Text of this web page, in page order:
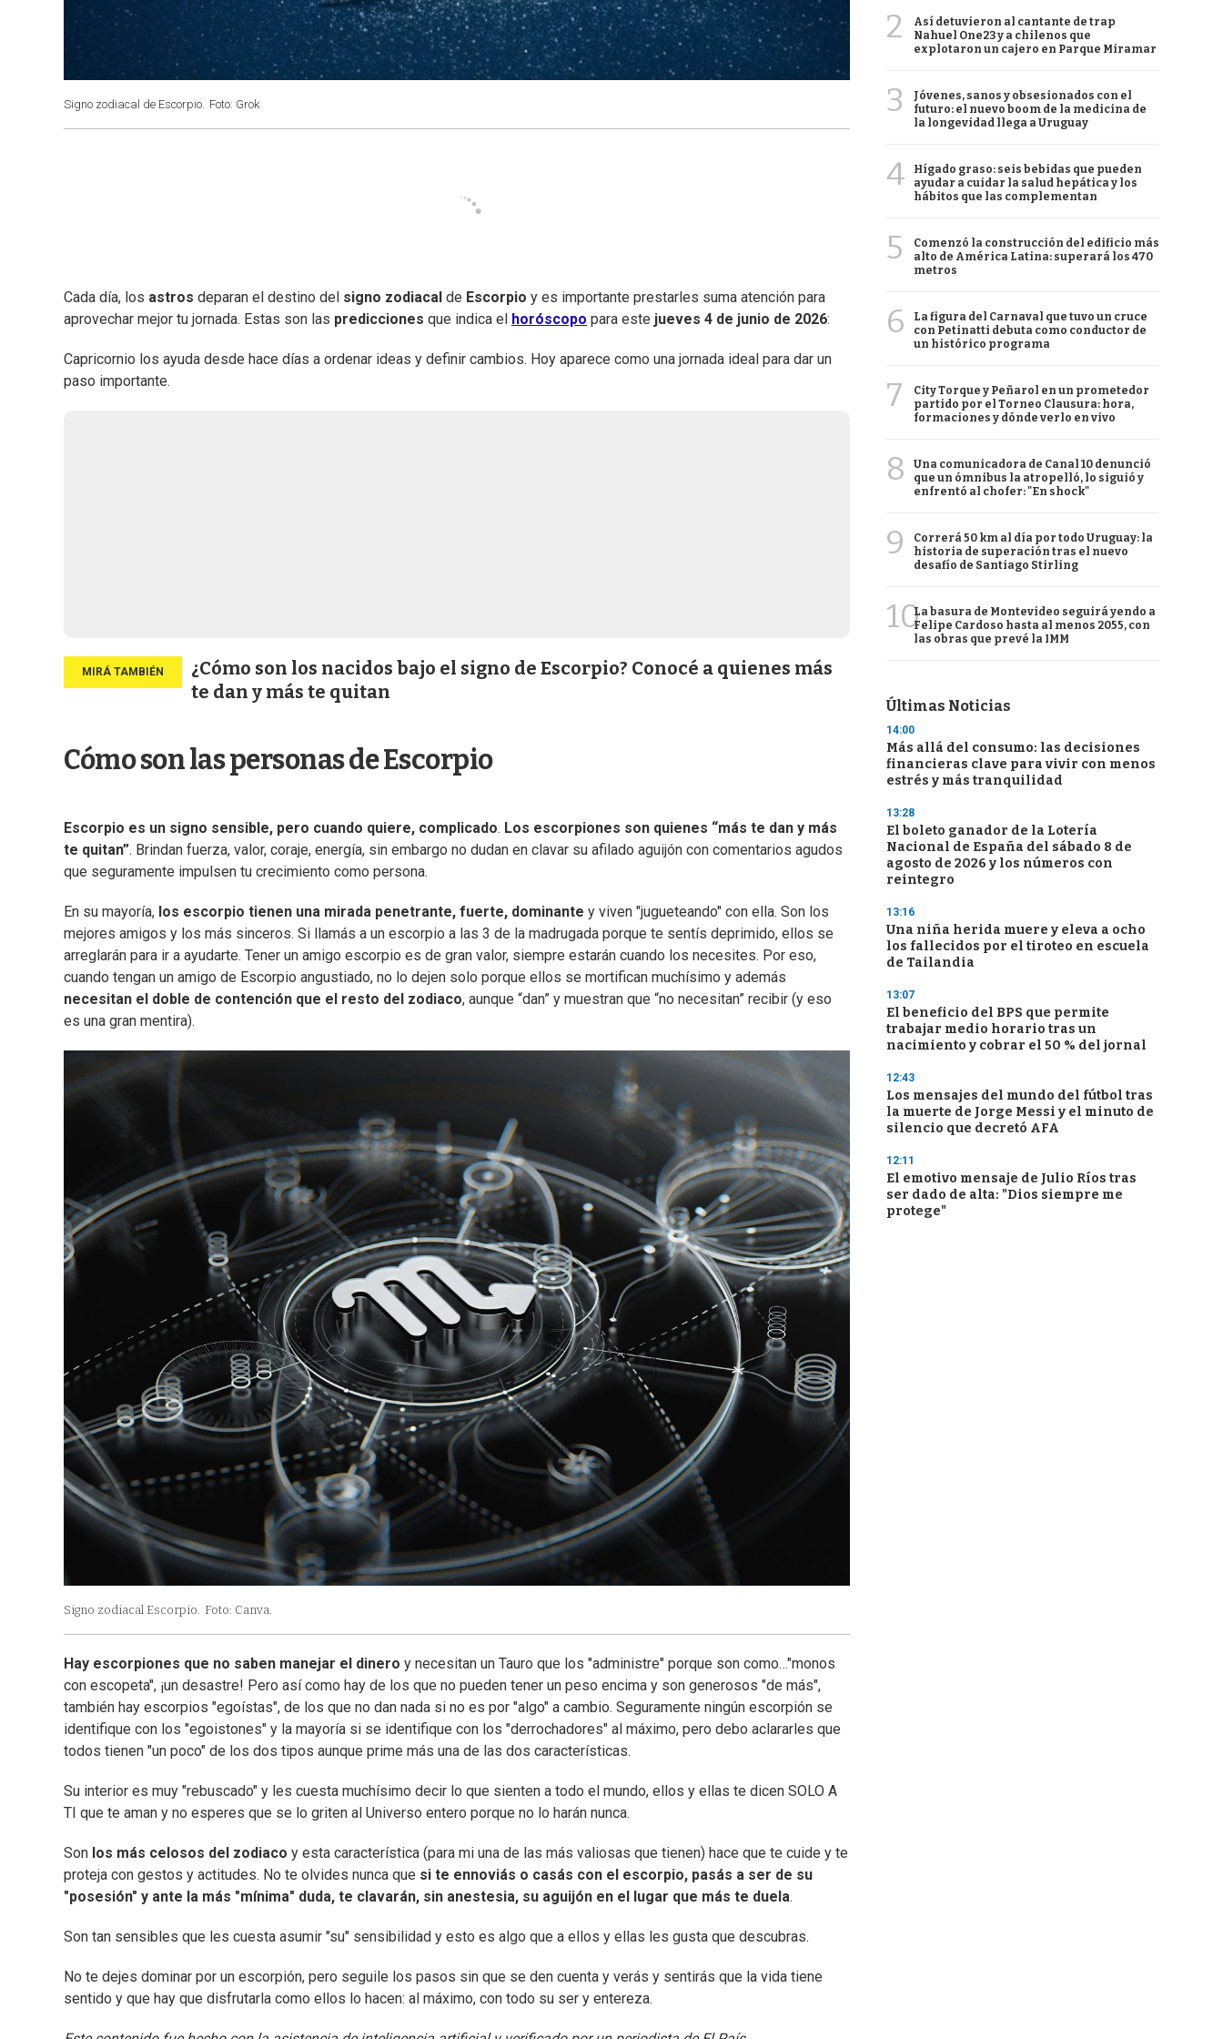
Signo zodiacal de Escorpio. Foto: Grok
Cada día, los astros deparan el destino del signo zodiacal de Escorpio y es importante prestarles suma atención para
aprovechar mejor tu jornada. Estas son las predicciones que indica el horóscopo para este jueves 4 de junio de 2026:
Capricornio los ayuda desde hace días a ordenar ideas y definir cambios. Hoy aparece como una jornada ideal para dar un
paso importante.
¿Cómo son los nacidos bajo el signo de Escorpio? Conocé a quienes más
te dan y más te quitan
Cómo son las personas de Escorpio
Escorpio es un signo sensible, pero cuando quiere, complicado. Los escorpiones son quienes “más te dan y más
te quitan”. Brindan fuerza, valor, coraje, energía, sin embargo no dudan en clavar su afilado aguijón con comentarios agudos
que seguramente impulsen tu crecimiento como persona.
En su mayoría, los escorpio tienen una mirada penetrante, fuerte, dominante y viven "jugueteando" con ella. Son los
mejores amigos y los más sinceros. Si llamás a un escorpio a las 3 de la madrugada porque te sentís deprimido, ellos se
arreglarán para ir a ayudarte. Tener un amigo escorpio es de gran valor, siempre estarán cuando los necesites. Por eso,
cuando tengan un amigo de Escorpio angustiado, no lo dejen solo porque ellos se mortifican muchísimo y además
necesitan el doble de contención que el resto del zodiaco, aunque “dan” y muestran que “no necesitan” recibir (y eso
es una gran mentira).
Signo zodiacal Escorpio. Foto: Canva.
Hay escorpiones que no saben manejar el dinero y necesitan un Tauro que los "administre" porque son como…"monos
con escopeta", ¡un desastre! Pero así como hay de los que no pueden tener un peso encima y son generosos "de más",
también hay escorpios "egoístas", de los que no dan nada si no es por "algo" a cambio. Seguramente ningún escorpión se
identifique con los "egoistones" y la mayoría si se identifique con los "derrochadores" al máximo, pero debo aclararles que
todos tienen "un poco" de los dos tipos aunque prime más una de las dos características.
Su interior es muy "rebuscado" y les cuesta muchísimo decir lo que sienten a todo el mundo, ellos y ellas te dicen SOLO A
TI que te aman y no esperes que se lo griten al Universo entero porque no lo harán nunca.
Son los más celosos del zodiaco y esta característica (para mi una de las más valiosas que tienen) hace que te cuide y te
proteja con gestos y actitudes. No te olvides nunca que si te ennoviás o casás con el escorpio, pasás a ser de su
"posesión" y ante la más "mínima" duda, te clavarán, sin anestesia, su aguijón en el lugar que más te duela.
Son tan sensibles que les cuesta asumir "su" sensibilidad y esto es algo que a ellos y ellas les gusta que descubras.
No te dejes dominar por un escorpión, pero seguile los pasos sin que se den cuenta y verás y sentirás que la vida tiene
sentido y que hay que disfrutarla como ellos lo hacen: al máximo, con todo su ser y entereza.
2
Así detuvieron al cantante de trap
Nahuel One23 y a chilenos que
explotaron un cajero en Parque Miramar
3
Jóvenes, sanos y obsesionados con el
futuro: el nuevo boom de la medicina de
la longevidad llega a Uruguay
4
Hígado graso: seis bebidas que pueden
ayudar a cuidar la salud hepática y los
hábitos que las complementan
5
Comenzó la construcción del edificio más
alto de América Latina: superará los 470
metros
6
La figura del Carnaval que tuvo un cruce
con Petinatti debuta como conductor de
un histórico programa
7
City Torque y Peñarol en un prometedor
partido por el Torneo Clausura: hora,
formaciones y dónde verlo en vivo
8
Una comunicadora de Canal 10 denunció
que un ómnibus la atropelló, lo siguió y
enfrentó al chofer: "En shock"
9
Correrá 50 km al día por todo Uruguay: la
historia de superación tras el nuevo
desafío de Santiago Stirling
10La basura de Montevideo seguirá yendo a
Felipe Cardoso hasta al menos 2055, con
las obras que prevé la IMM
Últimas Noticias
14:00
Más allá del consumo: las decisiones
financieras clave para vivir con menos
estrés y más tranquilidad
13:28
El boleto ganador de la Lotería
Nacional de España del sábado 8 de
agosto de 2026 y los números con
reintegro
13:16
Una niña herida muere y eleva a ocho
los fallecidos por el tiroteo en escuela
de Tailandia
13:07
El beneficio del BPS que permite
trabajar medio horario tras un
nacimiento y cobrar el 50 % del jornal
12:43
Los mensajes del mundo del fútbol tras
la muerte de Jorge Messi y el minuto de
silencio que decretó AFA
12:11
El emotivo mensaje de Julio Ríos tras
ser dado de alta: "Dios siempre me
protege"